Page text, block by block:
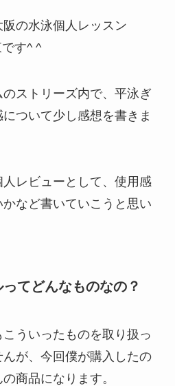
の水泳個人レッスン
す^ ^
ストリーズ内で、平泳ぎ
ついて少し感想を書きま
レビューとして、使用感
など書いていこうと思い
てどんなものなの？
ういったものを取り扱っ
が、今回僕が購入したの
商品になります。